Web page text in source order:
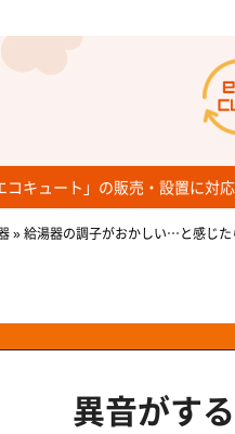
キュート」の販売・設置に対
»給湯器の調子がおかしい…と感じた
異音がする